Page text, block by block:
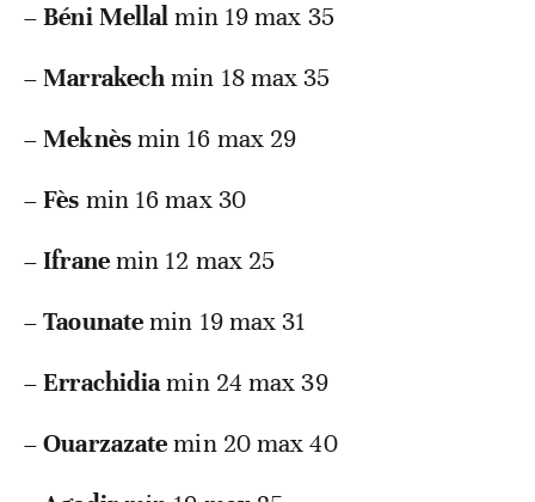
–Béni Mellalmin 19 max 35
–Marrakechmin 18 max 35
–Meknèsmin 16 max 29
–Fès min 16 max 30
–Ifranemin 12 max 25
–Taounatemin 19 max 31
–Errachidiamin 24 max 39
–Ouarzazatemin 20 max 40